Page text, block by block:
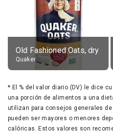
Old Fashioned Oats, dry
Quaker
* El % del valor diario (DV) le dice
una porción de alimentos a una
utilizan para consejos generales
pueden ser mayores o menores
calóricas. Estos valores son